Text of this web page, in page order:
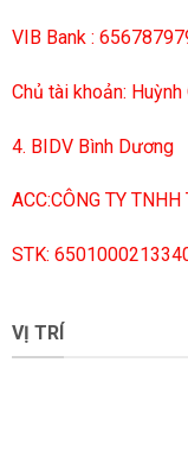
VIB Bank :
Chủ tài khoản: Huỳnh
4. BIDV Bình Dương
ACC:CÔNG TY
STK:
VỊ TRÍ